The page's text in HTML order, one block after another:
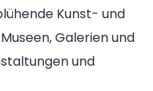
Kunst- und
Galerien und
und